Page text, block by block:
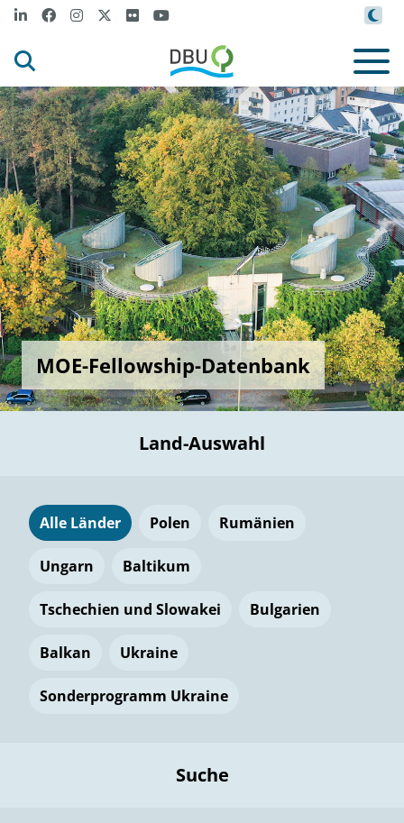
MOE-Fellowship-Datenbank
Land-Auswahl
Alle Länder Polen Rumänien
Ungarn Baltikum
Tschechien und Slowakei Bulgarien
Balkan Ukraine
Sonderprogramm Ukraine
Suche